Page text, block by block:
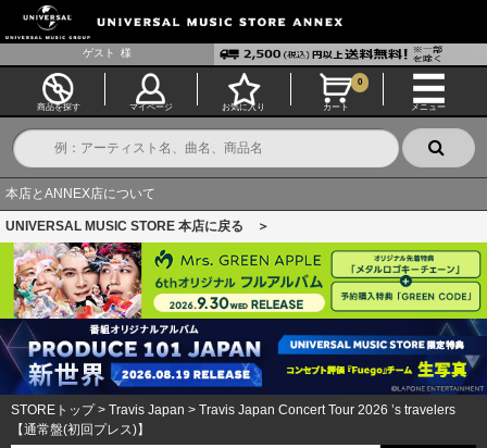
ゲスト 様
商品を探す マイページ お気に入り カート
0
メニュー
本店とANNEX店について
UNIVERSAL MUSIC STORE 本店に戻る ＞
STOREトップ> Travis Japan > Travis Japan Concert Tour 2026 ’s travelers
【通常盤(初回プレス)】